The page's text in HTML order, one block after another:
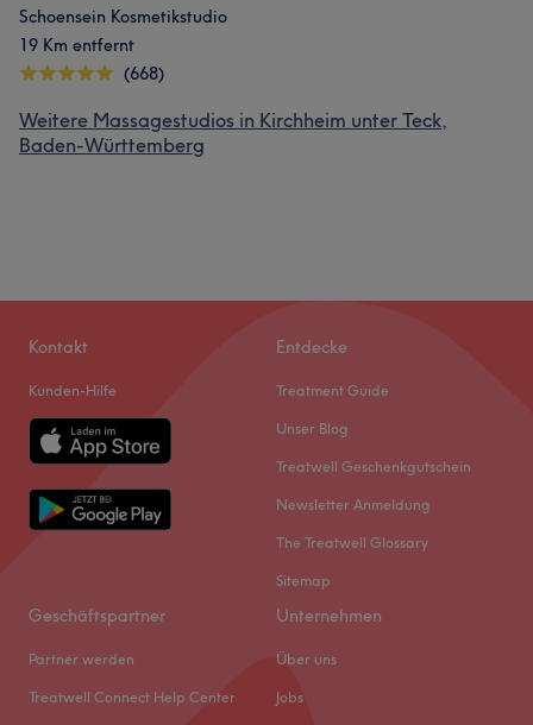
Schoensein Kosmetikstudio
19 Km entfernt
(668)
Weitere Massagestudios in Kirchheim unter Teck,
Baden-Württemberg
Kontakt
Kunden-Hilfe
Entdecke
Treatment Guide
Unser Blog
Treatwell Geschenkgutschein
Newsletter Anmeldung
The Treatwell Glossary
Sitemap
Geschäftspartner
Partner werden
Treatwell Connect Help Center
Unternehmen
Über uns
Jobs